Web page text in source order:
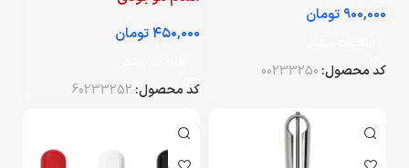
تومان
کد محصول: 00233250
تومان
کد محصول: 60233252